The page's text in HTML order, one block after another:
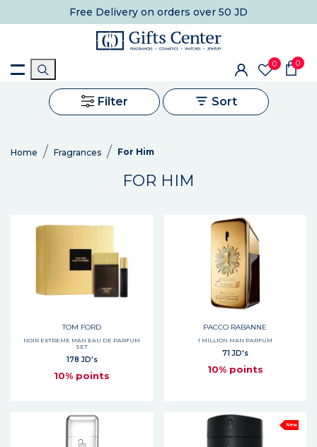
Free Delivery on orders over 50 JD
0 0
Filter Sort
Home Fragrances For Him
FOR HIM
TOM FORD
NOIR EXTREME MAN EAU DE PARFUM
SET
178 JD's
10% points
PACCO RABANNE
1 MILLION MAN PARFUM
71 JD's
10% points
New